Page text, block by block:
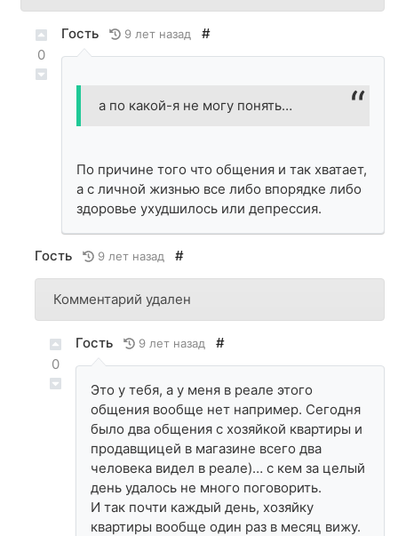
0
Гость 9 лет назад #
а по какой-я не могу понять…
По причине того что общения и так хватает,
а с личной жизнью все либо впорядке либо
здоровье ухудшилось или депрессия.
Гость 9 лет назад #
Комментарий удален
0
Гость 9 лет назад #
Это у тебя, а у меня в реале этого
общения вообще нет например. Сегодня
было два общения с хозяйкой квартиры и
продавщицей в магазине всего два
человека видел в реале)… с кем за целый
день удалось не много поговорить.
И так почти каждый день, хозяйку
квартиры вообще один раз в месяц вижу.